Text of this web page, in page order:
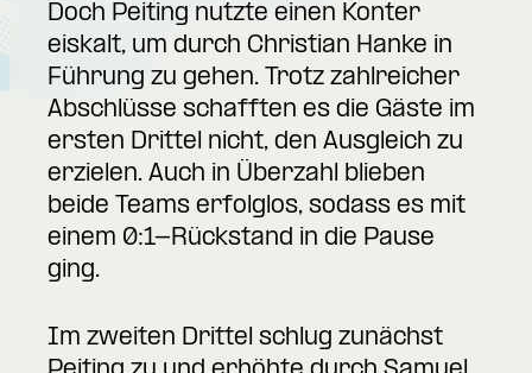
Doch Peiting nutzte einen Konter
eiskalt, um durch Christian Hanke in
Führung zu gehen. Trotz zahlreicher
Abschlüsse schafften es die Gäste im
ersten Drittel nicht, den Ausgleich zu
erzielen. Auch in Überzahl blieben
beide Teams erfolglos, sodass es mit
einem 0:1-Rückstand in die Pause
ging.
Im zweiten Drittel schlug zunächst